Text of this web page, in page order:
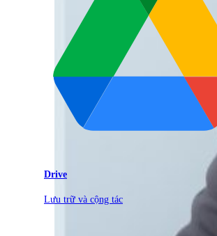
Drive
Lưu trữ và cộng tác